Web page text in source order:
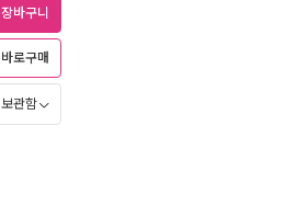
장바구니
바로구매
보관함